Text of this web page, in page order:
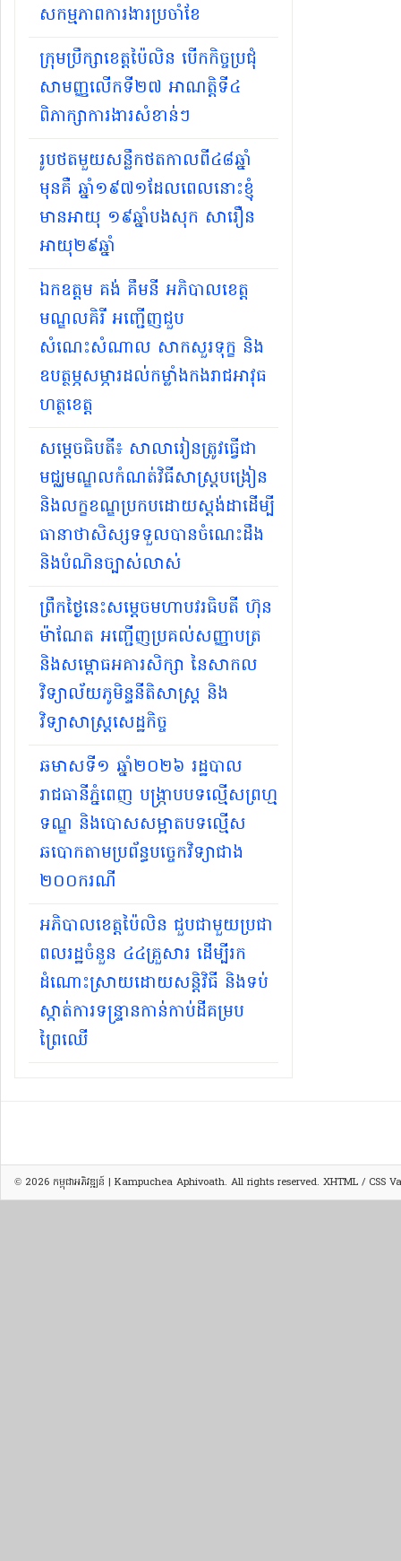
សកម្មភាពការងារប្រចាំខែ
ក្រុមប្រឹក្សាខេត្តប៉ៃលិន បើកកិច្ចប្រជុំ
សាមញ្ញលើកទី២៧ អាណត្តិទី៤
ពិភាក្សាការងារសំខាន់ៗ
រូបថតមួយសន្លឹកថតកាលពី៤៨ឆ្នាំ
មុនគឺ ឆ្នាំ១៩៧១ដែលពេលនោះខ្ញុំ
មានអាយុ ១៩ឆ្នាំបងសុក សារឿន
អាយុ២៩ឆ្នាំ
ឯកឧត្តម គង់ គឹមនី អភិបាលខេត្ត
មណ្ឌលគិរី អញ្ជើញជួប
សំណេះសំណាល សាកសួរទុក្ខ និង
ឧបត្ថម្ភសម្ភារដល់កម្លាំងកងរាជអាវុធ
ហត្ថខេត្ត
សម្ដេចធិបតី​៖ សាលារៀនត្រូវធ្វើជា
មជ្ឈមណ្ឌលកំណត់វិធីសាស្ត្របង្រៀន
និងលក្ខខណ្ឌប្រកបដោយស្តង់ដាដើម្បី
ធានាថាសិស្សទទួលបានចំណេះដឹង
និងបំណិនច្បាស់លាស់
ព្រឹកថ្ងៃនេះសម្តេចមហាបវរធិបតី ហ៊ុន
ម៉ាណែត អញ្ជើញប្រគល់សញ្ញាបត្រ
និងសម្ពោធអគារសិក្សា នៃសាកល
វិទ្យាល័យភូមិន្ទនីតិសាស្ត្រ និង
វិទ្យាសាស្ត្រសេដ្ឋកិច្ច
ឆមាសទី១ ឆ្នាំ២០២៦​ រដ្ឋបាល
រាជធានីភ្នំពេញ បង្ក្រាបបទល្មើសព្រហ្ម
ទណ្ឌ និងបោសសម្អាតបទល្មើស
ឆបោកតាមប្រព័ន្ធបច្ចេកវិទ្យាជាង
២០០ករណី
អភិបាលខេត្តប៉ៃលិន ជួបជាមួយប្រជា
ពលរដ្ឋចំនួន ៤៤គ្រួសារ ដើម្បីរក
ដំណោះស្រាយដោយសន្តិវិធី និងទប់
ស្កាត់ការទន្ទ្រានកាន់កាប់ដីគម្រប
ព្រៃឈើ
© 2026 កម្ពុជាអភិវឌ្ឍន៍ | Kampuchea Aphivoath. All rights reserved. XHTML / CSS